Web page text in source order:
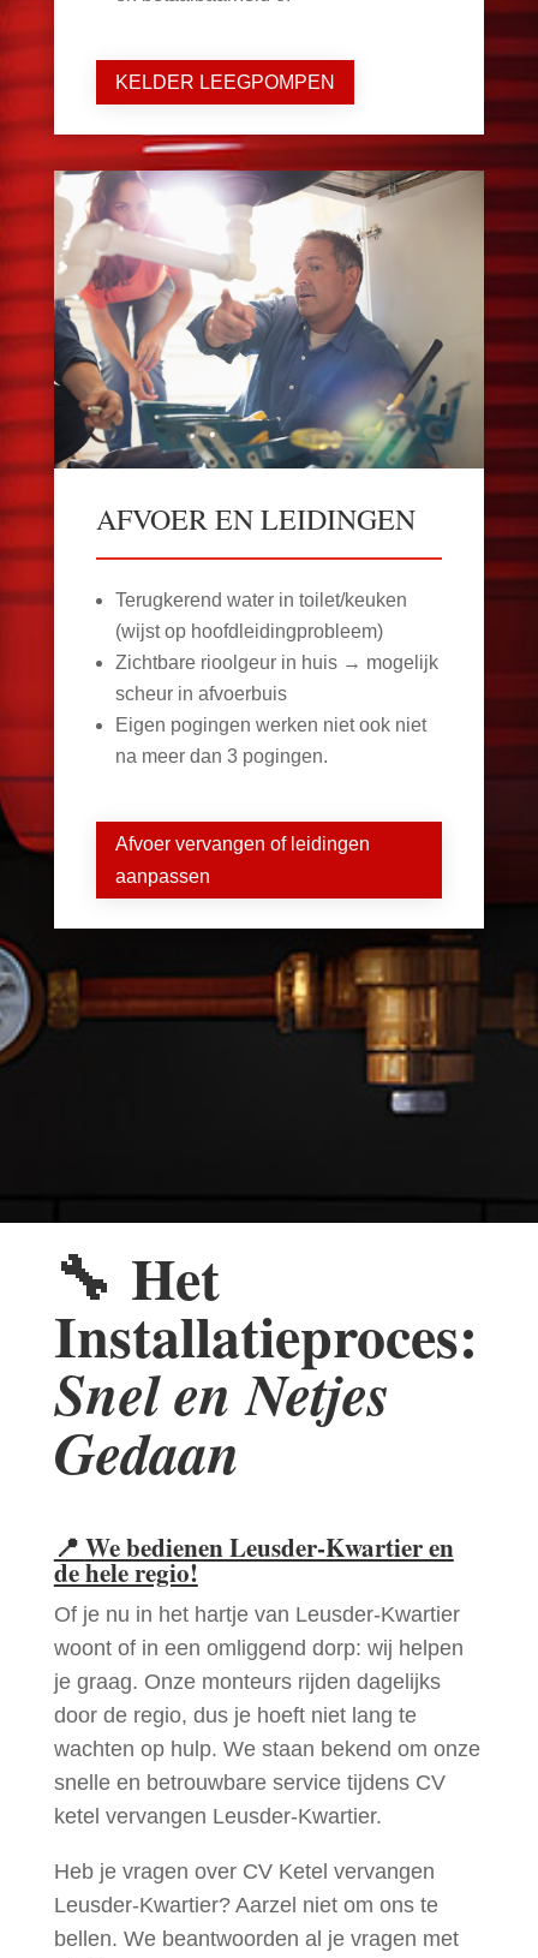
KELDER LEEGPOMPEN
AFVOER EN LEIDINGEN
Terugkerend water in toilet/keuken
(wijst op hoofdleidingprobleem)
Zichtbare rioolgeur in huis → mogelijk
scheur in afvoerbuis
Eigen pogingen werken niet ook niet
na meer dan 3 pogingen.
Afvoer vervangen of leidingen
aanpassen
🔧 Het
Installatieproces:
Snel en Netjes
Gedaan
📍 We bedienen Leusder-Kwartier en
de hele regio!
Of je nu in het hartje van Leusder-Kwartier
woont of in een omliggend dorp: wij helpen
je graag. Onze monteurs rijden dagelijks
door de regio, dus je hoeft niet lang te
wachten op hulp. We staan bekend om onze
snelle en betrouwbare service tijdens CV
ketel vervangen Leusder-Kwartier.
Heb je vragen over CV Ketel vervangen
Leusder-Kwartier? Aarzel niet om ons te
bellen. We beantwoorden al je vragen met